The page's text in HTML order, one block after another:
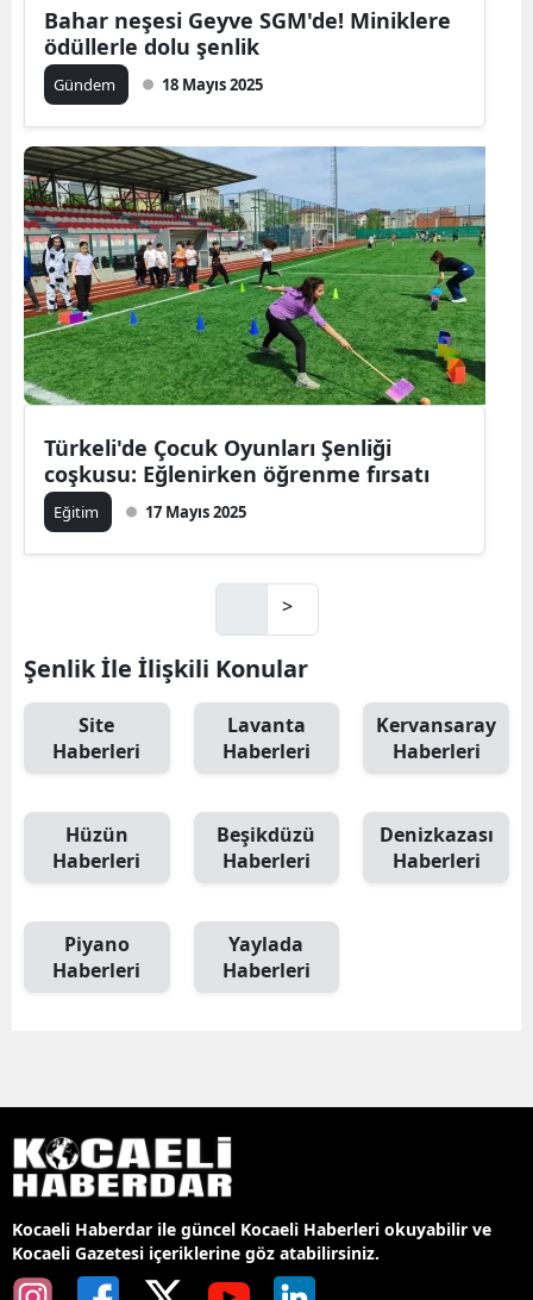
Bahar neşesi Geyve SGM'de! Miniklere
ödüllerle dolu şenlik
Gündem 18 Mayıs 2025
Türkeli'de Çocuk Oyunları Şenliği
coşkusu: Eğlenirken öğrenme fırsatı
Eğitim 17 Mayıs 2025
>
Şenlik İle İlişkili Konular
Site
Haberleri
Lavanta
Haberleri
Kervansaray
Haberleri
Hüzün
Haberleri
Beşikdüzü
Haberleri
Denizkazası
Haberleri
Piyano
Haberleri
Yaylada
Haberleri
Kocaeli Haberdar ile güncel Kocaeli Haberleri okuyabilir ve
Kocaeli Gazetesi içeriklerine göz atabilirsiniz.